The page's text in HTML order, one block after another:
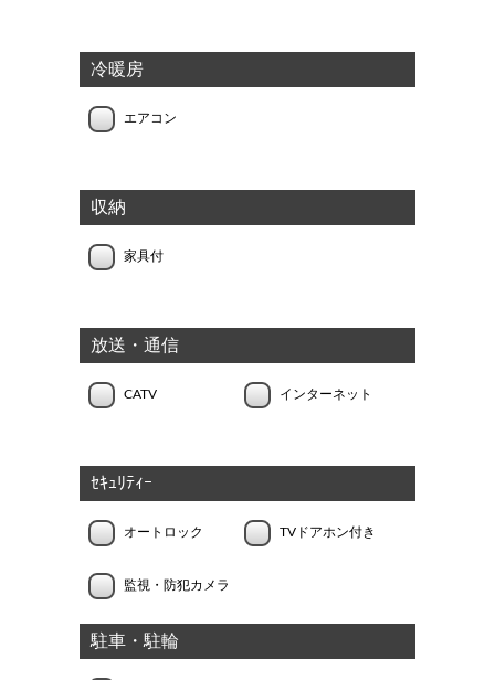
冷暖房
エアコン
収納
家具付
放送・通信
CATV インターネット
ｾｷｭﾘﾃｨｰ
オートロック TVドアホン付き
監視・防犯カメラ
駐車・駐輪